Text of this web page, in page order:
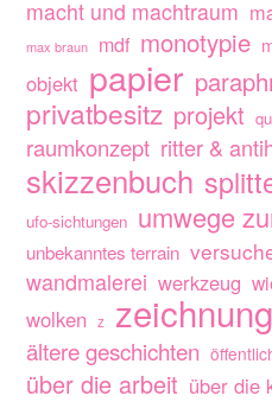
macht und machtraum
max braun mdf monotypie
objekt papier
privatbesitz projekt
raumkonzept ritter &
skizzenbuch
ufo-sichtungen umwege
unbekanntes terrain
wandmalerei werkzeug
wolken z zeichnung
ältere geschichten
über die arbeit über die